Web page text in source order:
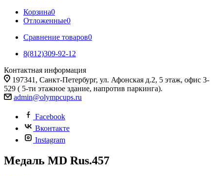
Корзина0
Отложенные0
Сравнение товаров0
8(812)309-92-12
Контактная информация
197341, Санкт-Петербург, ул. Афонская д.2, 5 этаж, офис 3-
529 ( 5-ти этажное здание, напротив паркинга).
admin@olympcups.ru
Facebook
Вконтакте
Instagram
Медаль MD Rus.457